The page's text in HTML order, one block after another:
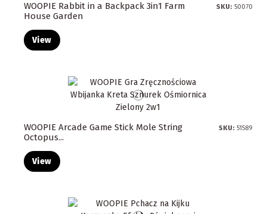
WOOPIE Rabbit in a Backpack 3in1 Farm
House Garden
SKU: 50070
View
WOOPIE Arcade Game Stick Mole String
Octopus...
SKU: 51589
View